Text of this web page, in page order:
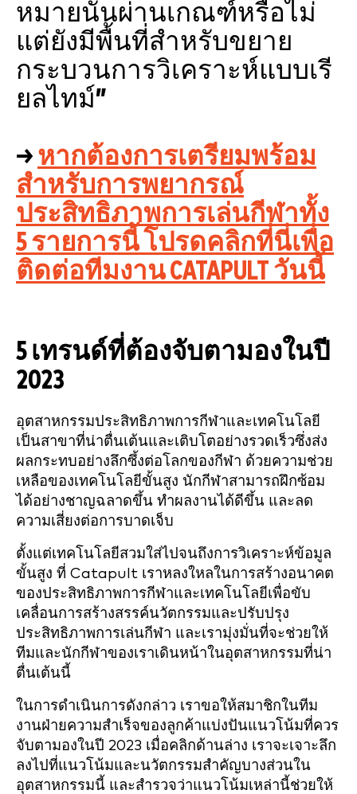
หมายนั้นผ่านเกณฑ์หรือไม่
แต่ยังมีพื้นที่สำหรับขยาย
กระบวนการวิเคราะห์แบบเรี
ยลไทม์”
→ หากต้องการเตรียมพร้อม
สำหรับการพยากรณ์
ประสิทธิภาพการเล่นกีฬาทั้ง
5 รายการนี้ โปรดคลิกที่นี่เพื่อ
ติดต่อทีมงาน CATAPULT วันนี้
5 เทรนด์ที่ต้องจับตามองในปี
2023
อุตสาหกรรมประสิทธิภาพการกีฬาและเทคโนโลยี
เป็นสาขาที่น่าตื่นเต้นและเติบโตอย่างรวดเร็วซึ่งส่ง
ผลกระทบอย่างลึกซึ้งต่อโลกของกีฬา ด้วยความช่วย
เหลือของเทคโนโลยีขั้นสูง นักกีฬาสามารถฝึกซ้อม
ได้อย่างชาญฉลาดขึ้น ทำผลงานได้ดีขึ้น และลด
ความเสี่ยงต่อการบาดเจ็บ
ตั้งแต่เทคโนโลยีสวมใส่ไปจนถึงการวิเคราะห์ข้อมูล
ขั้นสูง ที่ Catapult เราหลงใหลในการสร้างอนาคต
ของประสิทธิภาพการกีฬาและเทคโนโลยีเพื่อขับ
เคลื่อนการสร้างสรรค์นวัตกรรมและปรับปรุง
ประสิทธิภาพการเล่นกีฬา และเรามุ่งมั่นที่จะช่วยให้
ทีมและนักกีฬาของเราเดินหน้าในอุตสาหกรรมที่น่า
ตื่นเต้นนี้
ในการดำเนินการดังกล่าว เราขอให้สมาชิกในทีม
งานฝ่ายความสำเร็จของลูกค้าแบ่งปันแนวโน้มที่ควร
จับตามองในปี 2023 เมื่อคลิกด้านล่าง เราจะเจาะลึก
ลงไปที่แนวโน้มและนวัตกรรมสำคัญบางส่วนใน
อุตสาหกรรมนี้ และสำรวจว่าแนวโน้มเหล่านี้ช่วยให้